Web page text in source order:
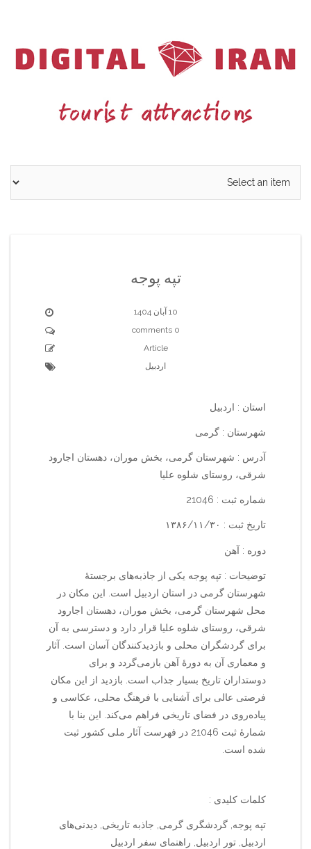
تپه پوجه
10 آبان 1404
0 comments
Article
اردبیل
استان : اردبیل
شهرستان : گرمی
آدرس : شهرستان گرمی، بخش موران، دهستان اجارود
شرقی، روستای شلوه علیا
شماره ثبت : 21046
تاریخ ثبت : ۱۳۸۶/۱۱/۳۰
دوره : آهن
توضیحات : تپه پوجه یکی از جاذبه‌های برجستهٔ
شهرستان گرمی در استان اردبیل است. این مکان در
محل شهرستان گرمی، بخش موران، دهستان اجارود
شرقی، روستای شلوه علیا قرار دارد و دسترسی به آن
برای گردشگران محلی و بازدیدکنندگان آسان است. آثار
و معماری آن به دورهٔ آهن بازمی‌گردد و برای
دوستداران تاریخ بسیار جذاب است. بازدید از این مکان
فرصتی عالی برای آشنایی با فرهنگ محلی، عکاسی و
پیاده‌روی در فضای تاریخی فراهم می‌کند. این بنا با
شمارهٔ ثبت 21046 در فهرست آثار ملی کشور ثبت
شده است.
کلمات کلیدی :
تپه پوجه, گردشگری گرمی, جاذبه تاریخی, دیدنی‌های
اردبیل, تور اردبیل, راهنمای سفر اردبیل